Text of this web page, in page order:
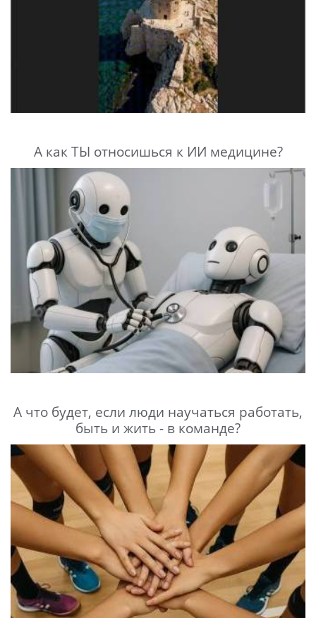
А как ТЫ относишься к ИИ медицине?
А что будет, если люди научаться работать,
быть и жить - в команде?